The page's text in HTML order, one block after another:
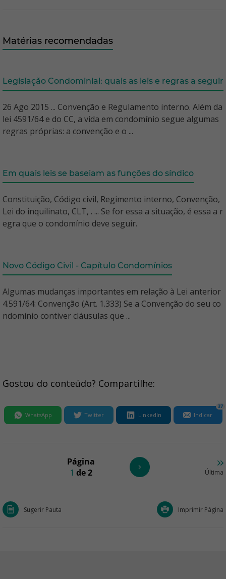
Matérias recomendadas
Legislação Condominial: quais as leis e regras a seguir
26 Ago 2015 ... Convenção e Regulamento interno. Além da
lei 4591/64 e do CC, a vida em condomínio segue algumas
regras próprias: a convenção e o ...
Em quais leis se baseiam as funções do síndico
Constituição, Código civil, Regimento interno, Convenção,
Lei do inquilinato, CLT, . ... Se for essa a situação, é essa a r
egra que o condomínio deve seguir.
Novo Código Civil - Capítulo Condomínios
Algumas mudanças importantes em relação à Lei anterior
4.591/64: Convenção (Art. 1.333) Se a Convenção do seu co
ndomínio contiver cláusulas que ...
Gostou do conteúdo? Compartilhe:
WhatsApp Twitter LinkedIn Indicar
37
Página
1 de 2 Última
Sugerir Pauta Imprimir Página